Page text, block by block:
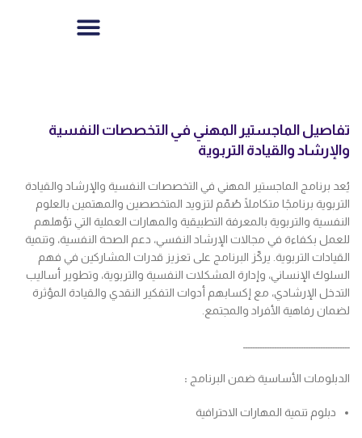
تفاصيل الماجستير المهني في التخصصات النفسية
والإرشاد والقيادة التربوية
يُعد برنامج الماجستير المهني في التخصصات النفسية والإرشاد والقيادة
التربوية برنامجًا متكاملًا صُمّم لتزويد المتخصصين والمهتمين بالعلوم
النفسية والتربوية بالمعرفة التطبيقية والمهارات العملية التي تؤهلهم
للعمل بكفاءة في مجالات الإرشاد النفسي، دعم الصحة النفسية، وتنمية
القيادات التربوية. يركّز البرنامج على تعزيز قدرات المشاركين في فهم
السلوك الإنساني، وإدارة المشكلات النفسية والتربوية، وتطوير أساليب
التدخل الإرشادي، مع إكسابهم أدوات التفكير النقدي والقيادة المؤثرة
لضمان رفاهية الأفراد والمجتمع.
الدبلومات الأساسية ضمن البرنامج :
دبلوم تنمية المهارات الاحترافية